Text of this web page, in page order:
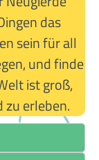
das
sein für all
und finde
ist groß,
zu erleben.